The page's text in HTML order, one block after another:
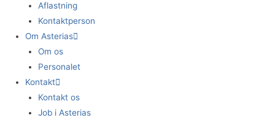
Aflastning
Kontaktperson
Om Asterias
Om os
Personalet
Kontakt
Kontakt os
Job i Asterias